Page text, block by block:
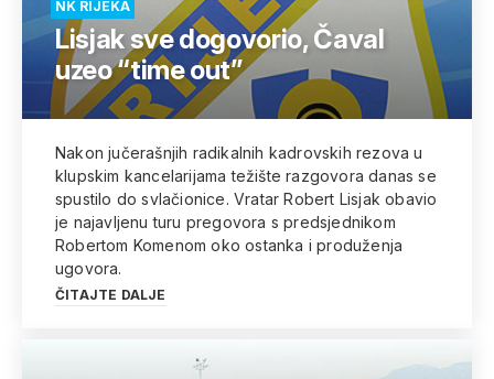
NK RIJEKA
Lisjak sve dogovorio, Čaval
uzeo “time out”
Nakon jučerašnjih radikalnih kadrovskih rezova u
klupskim kancelarijama težište razgovora danas se
spustilo do svlačionice. Vratar Robert Lisjak obavio
je najavljenu turu pregovora s predsjednikom
Robertom Komenom oko ostanka i produženja
ugovora.
ČITAJTE DALJE